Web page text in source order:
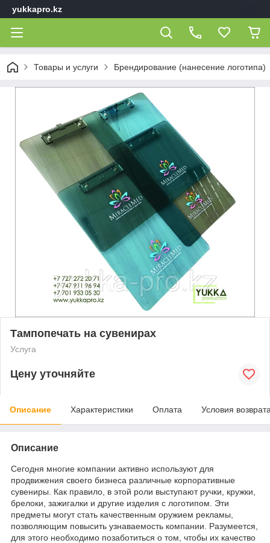
yukkapro.kz
Товары и услуги Брендирование (нанесение логотипа)
Тампопечать на сувенирах
Услуга
Цену уточняйте
Описание Характеристики Оплата Условия
Описание
Сегодня многие компании активно используют для
продвижения своего бизнеса различные корпоративные
сувениры. Как правило, в этой роли выступают ручки, кружки,
брелоки, зажигалки и другие изделия с логотипом. Эти
предметы могут стать качественным оружием рекламы,
позволяющим повысить узнаваемость компании. Разумеется,
для этого необходимо позаботиться о том, чтобы их качество